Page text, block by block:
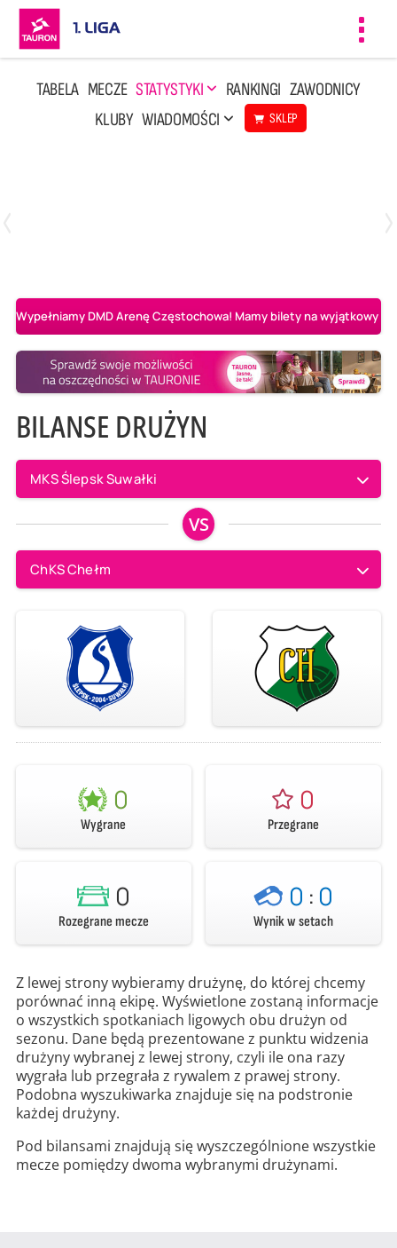
TABELA MECZE STATYSTYKI RANKINGI ZAWODNICY
KLUBY WIADOMOŚCI SKLEP
Wypełniamy DMD Arenę Częstochowa! Mamy bilety na wyjątkowy
BILANSE DRUŻYN
MKS Ślepsk Suwałki
VS
ChKS Chełm
0
Wygrane
0
Przegrane
0
Rozegrane mecze
0 : 0
Wynik w setach
Z lewej strony wybieramy drużynę, do której chcemy
porównać inną ekipę. Wyświetlone zostaną informacje
o wszystkich spotkaniach ligowych obu drużyn od
sezonu. Dane będą prezentowane z punktu widzenia
drużyny wybranej z lewej strony, czyli ile ona razy
wygrała lub przegrała z rywalem z prawej strony.
Podobna wyszukiwarka znajduje się na podstronie
każdej drużyny.
Pod bilansami znajdują się wyszczególnione wszystkie
mecze pomiędzy dwoma wybranymi drużynami.